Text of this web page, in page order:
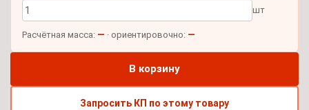
шт
Расчётная масса: — · ориентировочно: —
В корзину
Запросить КП по этому товару